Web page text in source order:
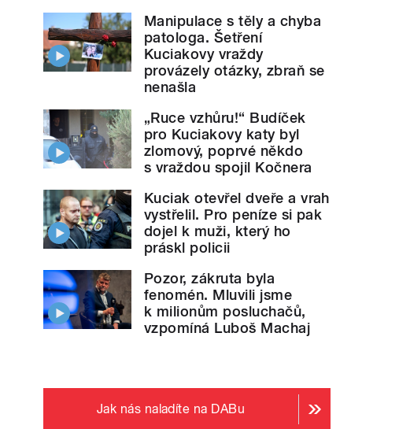
Manipulace s těly a chyba
patologa. Šetření
Kuciakovy vraždy
provázely otázky, zbraň se
nenašla
„Ruce vzhůru!“ Budíček
pro Kuciakovy katy byl
zlomový, poprvé někdo
s vraždou spojil Kočnera
Kuciak otevřel dveře a vrah
vystřelil. Pro peníze si pak
dojel k muži, který ho
práskl policii
Pozor, zákruta byla
fenomén. Mluvili jsme
k milionům posluchačů,
vzpomíná Luboš Machaj
Jak nás naladíte na DABu